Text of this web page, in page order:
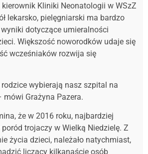
Kliniki Neonatologii w WSzZ
lekarsko, pielęgniarski ma bardzo
dotyczące umieralności
Większość noworodków udaje się
wcześniaków rozwija się
wybierają nasz szpital na
Grażyna Pazera.
że w 2016 roku, najbardziej
poród trojaczy w Wielką Niedzielę. Z
życia dzieci, należało natychmiast,
liczący kilkanaście osób